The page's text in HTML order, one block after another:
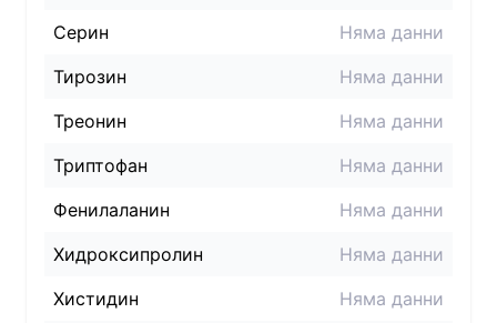
Серин
Няма данни
Тирозин
Няма данни
Треонин
Няма данни
Триптофан
Няма данни
Фенилаланин
Няма данни
Хидроксипролин
Няма данни
Хистидин
Няма данни